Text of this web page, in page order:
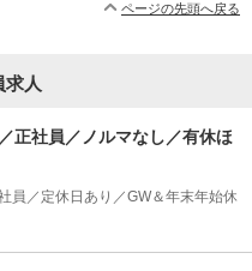
ページの先頭へ戻る
求人
正社員／ノルマなし／有休ほ
員／定休日あり／GW＆年末年始休